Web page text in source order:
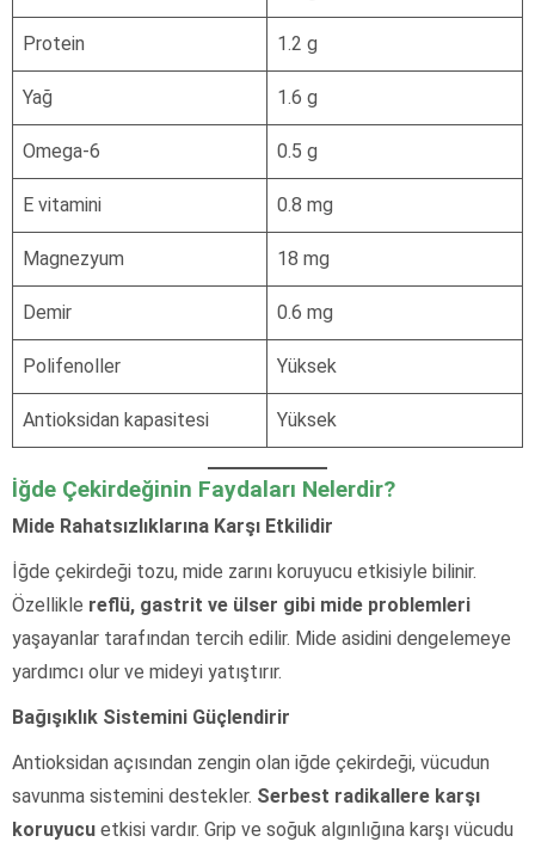
Protein 1.2 g
Yağ 1.6 g
Omega-6 0.5 g
E vitamini 0.8 mg
Magnezyum 18 mg
Demir 0.6 mg
Polifenoller Yüksek
Antioksidan kapasitesi Yüksek
İğde Çekirdeğinin Faydaları Nelerdir?
Mide Rahatsızlıklarına Karşı Etkilidir
İğde çekirdeği tozu, mide zarını koruyucu etkisiyle bilinir.
Özellikle reflü, gastrit ve ülser gibi mide problemleri
yaşayanlar tarafından tercih edilir. Mide asidini dengelemeye
yardımcı olur ve mideyi yatıştırır.
Bağışıklık Sistemini Güçlendirir
Antioksidan açısından zengin olan iğde çekirdeği, vücudun
savunma sistemini destekler. Serbest radikallere karşı
koruyucu etkisi vardır. Grip ve soğuk algınlığına karşı vücudu